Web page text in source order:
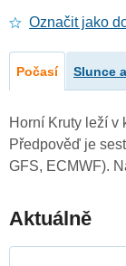
Označit jako
Počasí Slunce
Horní Kruty leží v
Předpověď je
GFS, ECMWF).
Aktuálně